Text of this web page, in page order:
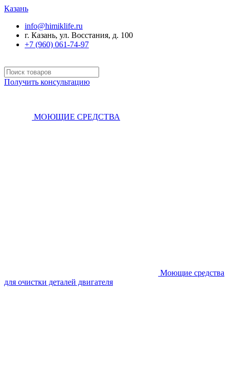
Казань
info@himiklife.ru
г. Казань, ул. Восстания, д. 100
+7 (960) 061-74-97
Получить консультацию
МОЮЩИЕ СРЕДСТВА
Моющие средства
для очистки деталей двигателя